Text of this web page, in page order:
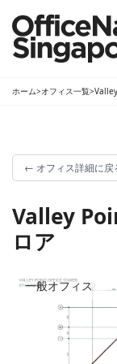
ホーム>オフィス一覧>
← オフィス詳細に戻
Valley
ロア
一般オフィス